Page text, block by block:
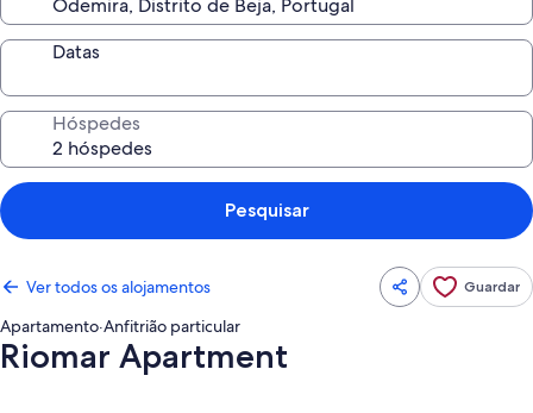
Datas
Hóspedes
Pesquisar
Ver todos os alojamentos Guardar
Apartamento·Anfitrião particular
Riomar Apartment